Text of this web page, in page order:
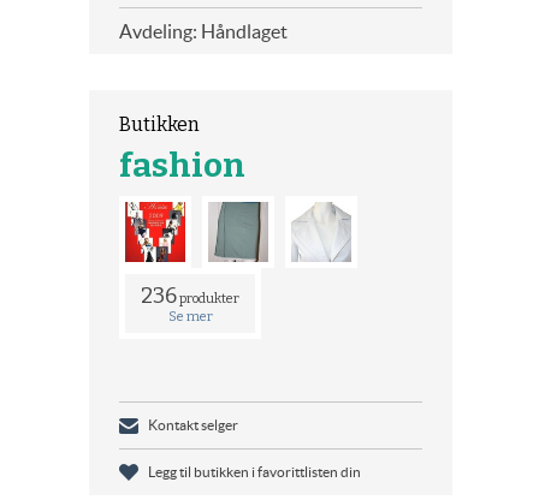
Avdeling: Håndlaget
Butikken
fashion
236produkter
Se mer
Kontakt selger
Legg til butikken i favorittlisten din